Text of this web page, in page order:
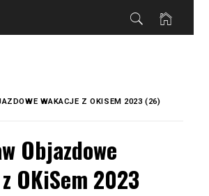
WAKACJE Z OKISEM 2023 (26)
Objazdowe
OKiSem 2023